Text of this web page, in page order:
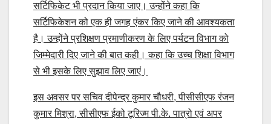
सर्टिफिकेट भी प्रदान किया जाए। उन्होंने कहा कि
सर्टिफिकेशन को एक ही जगह एंकर किए जाने की आवश्यकता
है। उन्होंने प्रशिक्षण प्रमाणीकरण के लिए पर्यटन विभाग को
जिम्मेदारी दिए जाने की बात कही। कहा कि उच्च शिक्षा विभाग
से भी इसके लिए सुझाव लिए जाएं।
इस अवसर पर सचिव दीपेन्द्र कुमार चौधरी, पीसीसीएफ रंजन
कुमार मिश्रा, सीसीएफ ईको टूरिज्म पी.के. पात्रो एवं अपर